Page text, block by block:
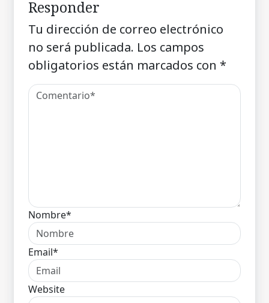
Responder
Tu dirección de correo electrónico
no será publicada. Los campos
obligatorios están marcados con *
Nombre*
Email*
Website